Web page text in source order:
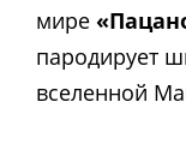
мире
пародирует
вселенной